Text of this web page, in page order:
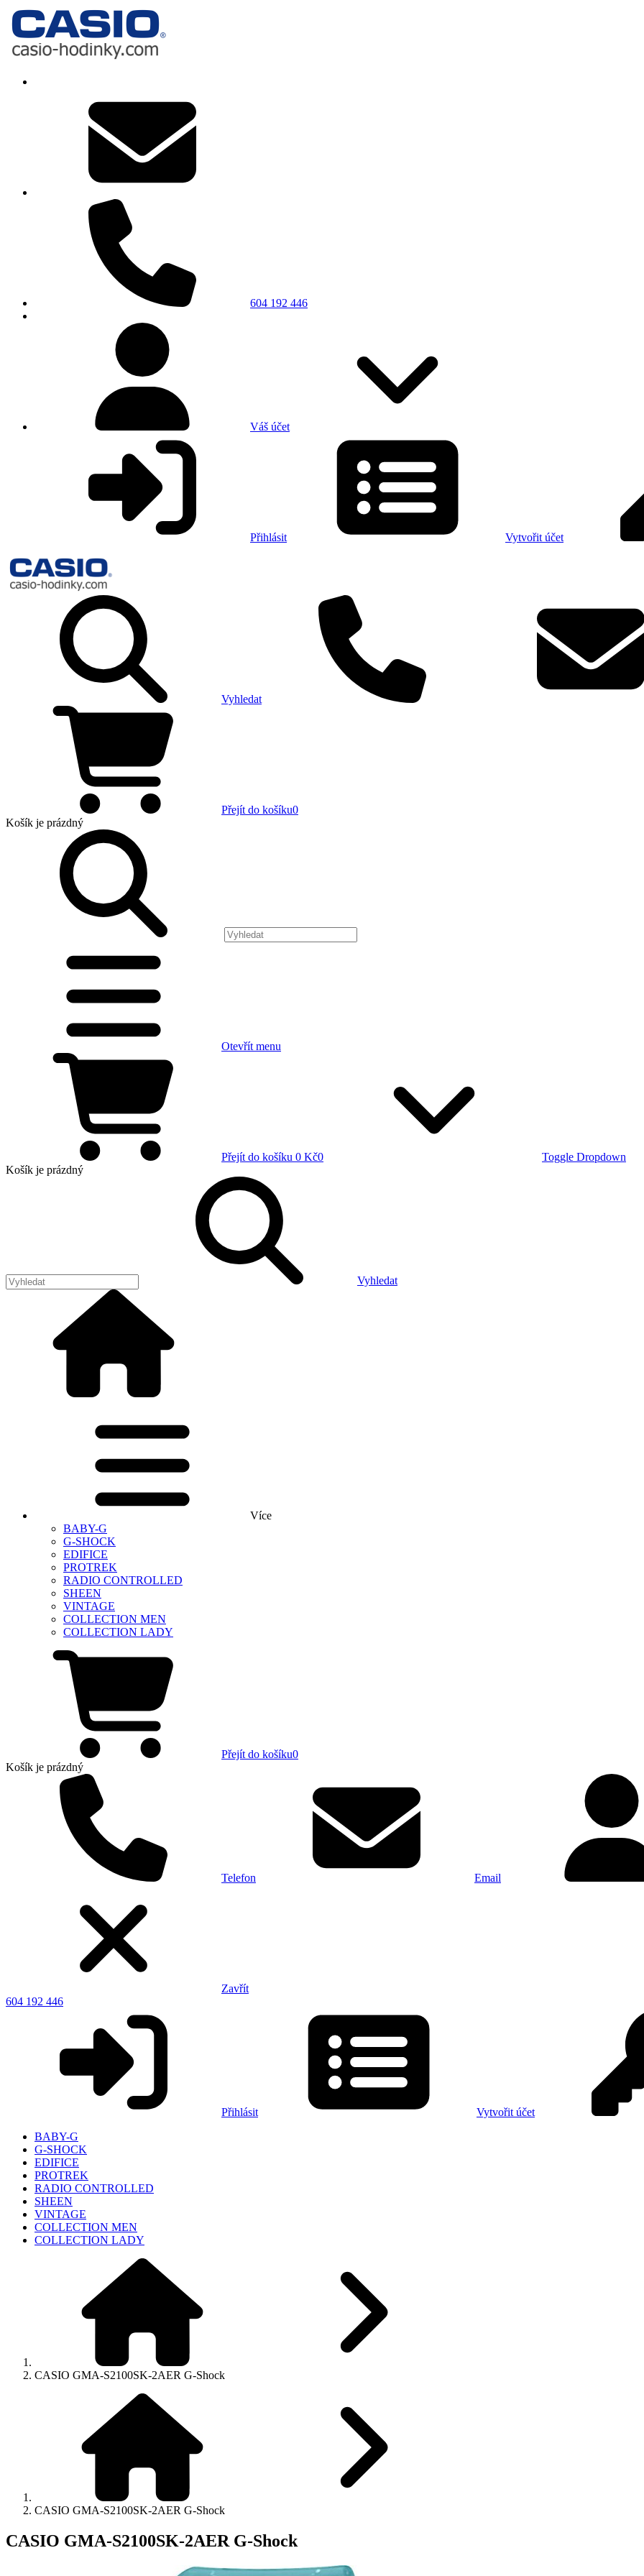
604 192 446
Váš účet
Přihlásit Vytvořit účet
Vyhledat
Přejít do košíku0
Košík je prázdný
Otevřít menu
Přejít do košíku 0 Kč0
Toggle Dropdown
Košík je prázdný
Vyhledat
Více
BABY-G
G-SHOCK
EDIFICE
PROTREK
RADIO CONTROLLED
SHEEN
VINTAGE
COLLECTION MEN
COLLECTION LADY
Přejít do košíku0
Košík je prázdný
Telefon Email
Zavřít
604 192 446
Přihlásit
Vytvořit účet
BABY-G
G-SHOCK
EDIFICE
PROTREK
RADIO CONTROLLED
SHEEN
VINTAGE
COLLECTION MEN
COLLECTION LADY
CASIO GMA-S2100SK-2AER G-Shock
CASIO GMA-S2100SK-2AER G-Shock
CASIO GMA-S2100SK-2AER G-Shock